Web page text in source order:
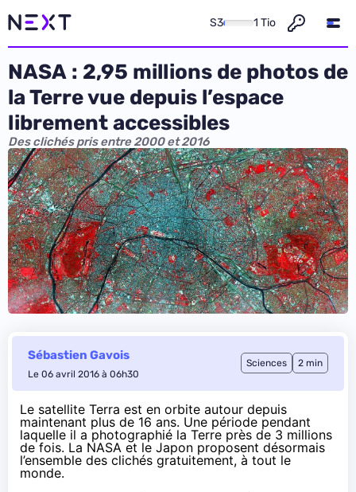
S3 1 Tio
NASA : 2,95 millions de photos de
la Terre vue depuis l’espace
librement accessibles
Des clichés pris entre 2000 et 2016
Sébastien Gavois
Le 06 avril 2016 à 06h30
Sciences 2 min
Le satellite Terra est en orbite autour depuis
maintenant plus de 16 ans. Une période pendant
laquelle il a photographié la Terre près de 3 millions
de fois. La NASA et le Japon proposent désormais
l’ensemble des clichés gratuitement, à tout le
monde.